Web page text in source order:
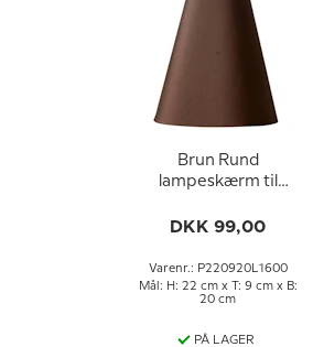
Brun Rund
lampeskærm til
højden til E27 fatning
omløbsringe
DKK 99,00
Varenr.: P220920L1600
Mål: H: 22 cm x T: 9 cm x B:
20 cm
PÅ LAGER